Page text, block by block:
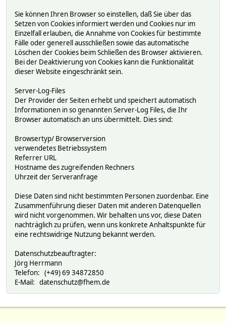
Sie können Ihren Browser so einstellen, daß Sie über das
Setzen von Cookies informiert werden und Cookies nur im
Einzelfall erlauben, die Annahme von Cookies für bestimmte
Fälle oder generell ausschließen sowie das automatische
Löschen der Cookies beim Schließen des Browser aktivieren.
Bei der Deaktivierung von Cookies kann die Funktionalität
dieser Website eingeschränkt sein.
Server-Log-Files
Der Provider der Seiten erhebt und speichert automatisch
Informationen in so genannten Server-Log Files, die Ihr
Browser automatisch an uns übermittelt. Dies sind:
Browsertyp/ Browserversion
verwendetes Betriebssystem
Referrer URL
Hostname des zugreifenden Rechners
Uhrzeit der Serveranfrage
Diese Daten sind nicht bestimmten Personen zuordenbar. Eine
Zusammenführung dieser Daten mit anderen Datenquellen
wird nicht vorgenommen. Wir behalten uns vor, diese Daten
nachträglich zu prüfen, wenn uns konkrete Anhaltspunkte für
eine rechtswidrige Nutzung bekannt werden.
Datenschutzbeauftragter:
Jörg Herrmann
Telefon: (+49) 69 34872850
E-Mail: datenschutz@fhem.de